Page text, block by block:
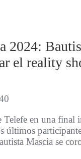
2024:
el reality
en una final
últimos
Mascia se